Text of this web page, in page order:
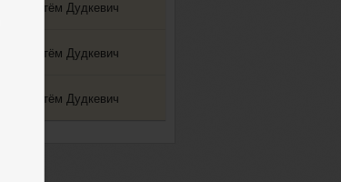
Артём Дудкевич
Артём Дудкевич
Артём Дудкевич